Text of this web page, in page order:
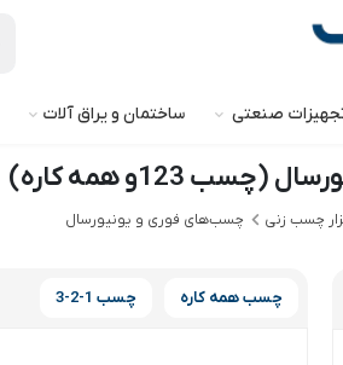
تجهیزات صنعتی ساختمان و یراق آلات
123و همه کاره)
چسب زنی چسب‌های فوری و یونیورسال
چسب همه کاره چسب 1-2-3